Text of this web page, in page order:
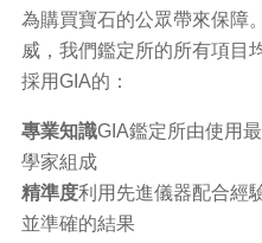
為購買寶石的公眾帶來保障
威，我們鑑定所的所有項目
採用GIA的：
專業知識GIA鑑定所由使用
學家組成
精準度利用先進儀器配合經
並準確的結果